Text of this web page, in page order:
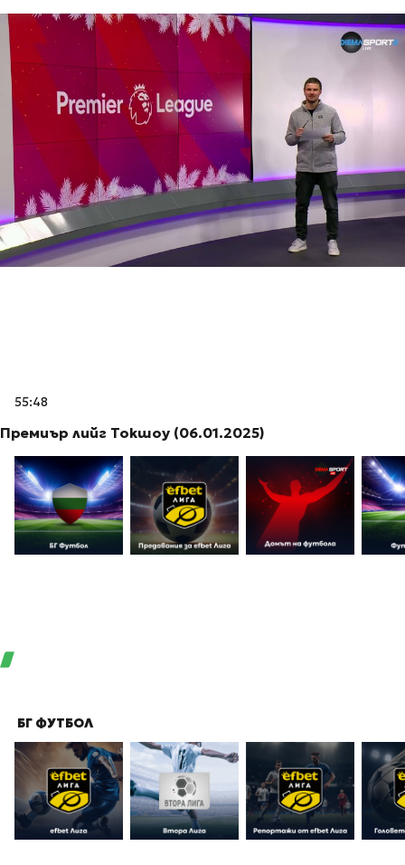
55:48
Премиър лийг Токшоу (06.01.2025)
БГ ФУТБОЛ